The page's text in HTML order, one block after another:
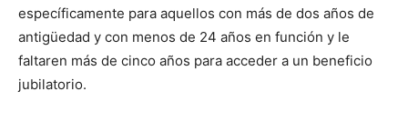
específicamente para aquellos con más de dos años de
antigüedad y con menos de 24 años en función y le
faltaren más de cinco años para acceder a un beneficio
jubilatorio.